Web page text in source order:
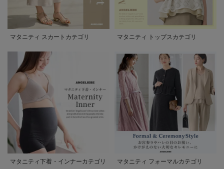
マタニティ スカートカテゴリ マタニティ トップスカテゴリ
マタニティ下着・インナーカテゴリ マタニティ フォーマルカテゴリ